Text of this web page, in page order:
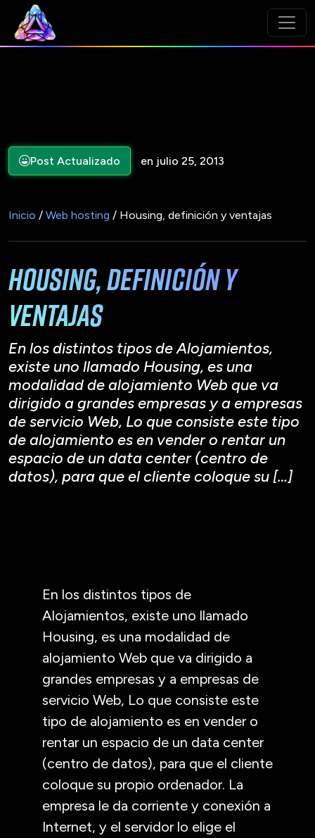
Post Actualizado en julio 25, 2013
Inicio / Web hosting / Housing, definición y ventajas
Housing, definición y
ventajas
En los distintos tipos de Alojamientos,
existe uno llamado Housing, es una
modalidad de alojamiento Web que va
dirigido a grandes empresas y a empresas
de servicio Web, Lo que consiste este tipo
de alojamiento es en vender o rentar un
espacio de un data center (centro de
datos), para que el cliente coloque su […]
En los distintos tipos de
Alojamientos, existe uno llamado
Housing, es una modalidad de
alojamiento Web que va dirigido a
grandes empresas y a empresas de
servicio Web, Lo que consiste este
tipo de alojamiento es en vender o
rentar un espacio de un data center
(centro de datos), para que el cliente
coloque su propio ordenador. La
empresa le da corriente y conexión a
Internet, y el servidor lo elige el